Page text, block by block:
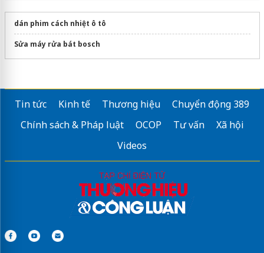
dán phim cách nhiệt ô tô
Sửa máy rửa bát bosch
Tin tức Kinh tế Thương hiệu
Chuyển động 389
Chính sách & Pháp luật
OCOP Tư vấn
Xã hội
Videos